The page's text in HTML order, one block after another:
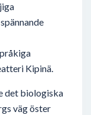
Kipinä.
det biologiska
väg öster